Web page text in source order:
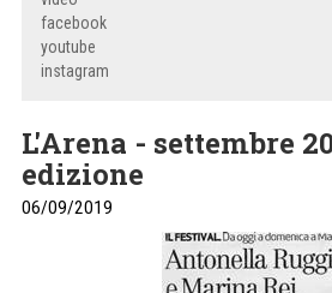
facebook
youtube
instagram
L'Arena - settembre
edizione
06/09/2019